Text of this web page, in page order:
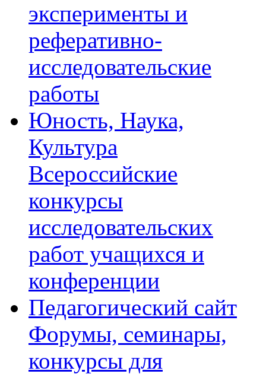
эксперименты и
реферативно-
исследовательские
работы
Юность, Наука,
Культура
Всероссийские
конкурсы
исследовательских
работ учащихся и
конференции
Педагогический сайт
Форумы, семинары,
конкурсы для